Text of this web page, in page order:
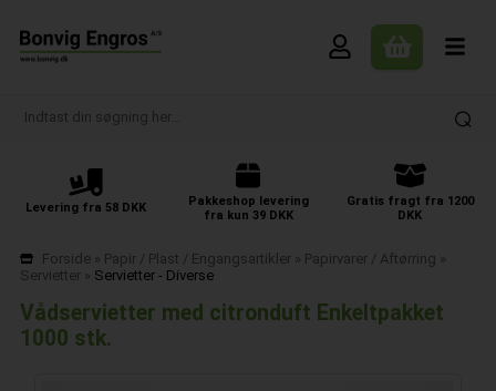
Levering fra 58 DKK
Pakkeshop levering
fra kun 39 DKK
Gratis fragt fra 1200
DKK
Forside» Papir / Plast / Engangsartikler» Papirvarer / Aftørring »
Servietter» Servietter - Diverse
Vådservietter med citronduft Enkeltpakket
1000 stk.